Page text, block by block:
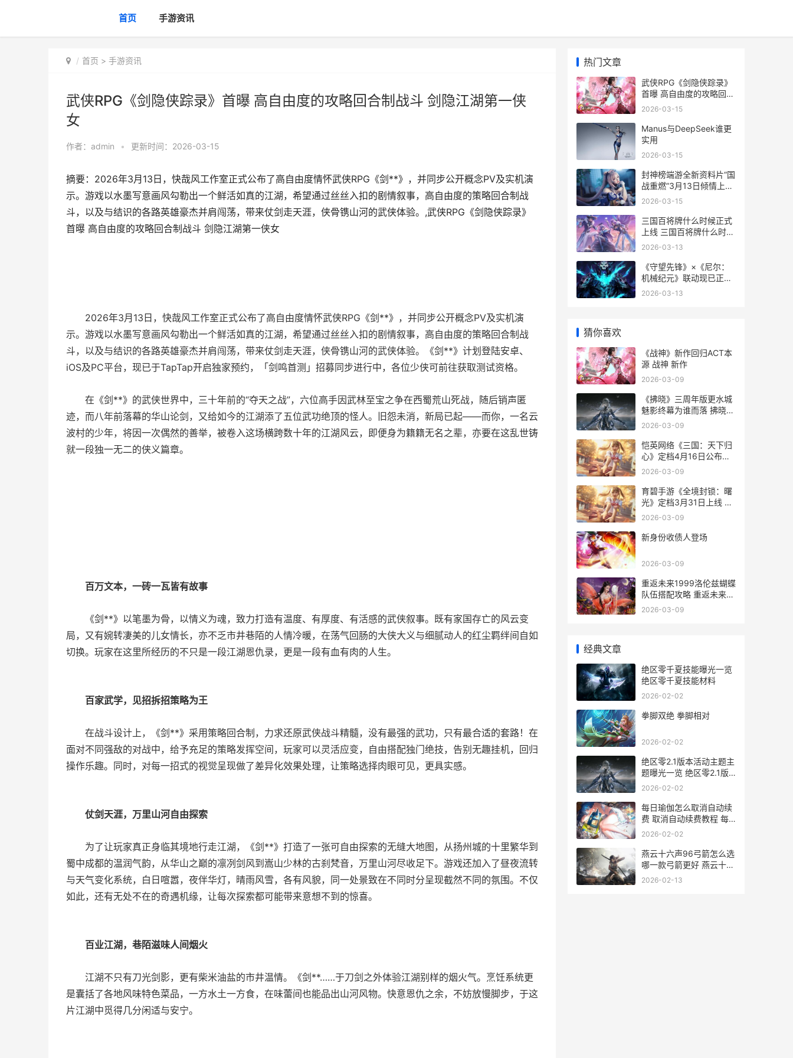
首页 手游资讯
首页 > 手游资讯
武侠RPG《剑隐侠踪录》首曝 高自由度的攻略回合制战斗 剑隐江湖第一侠
女
作者： admin • 更新时间：2026-03-15
摘要：2026年3月13日，快哉风工作室正式公布了高自由度情怀武侠RPG《剑**》，并同步公开概念PV及实机演
示。游戏以水墨写意画风勾勒出一个鲜活如真的江湖，希望通过丝丝入扣的剧情叙事，高自由度的策略回合制战
斗，以及与结识的各路英雄豪杰并肩闯荡，带来仗剑走天涯，侠骨镌山河的武侠体验。,武侠RPG《剑隐侠踪录》
首曝 高自由度的攻略回合制战斗 剑隐江湖第一侠女
2026年3月13日，快哉风工作室正式公布了高自由度情怀武侠RPG《剑**》，并同步公开概念PV及实机演
示。游戏以水墨写意画风勾勒出一个鲜活如真的江湖，希望通过丝丝入扣的剧情叙事，高自由度的策略回合制战
斗，以及与结识的各路英雄豪杰并肩闯荡，带来仗剑走天涯，侠骨镌山河的武侠体验。《剑**》计划登陆安卓、
iOS及PC平台，现已于TapTap开启独家预约，「剑鸣首测」招募同步进行中，各位少侠可前往获取测试资格。
在《剑**》的武侠世界中，三十年前的“夺天之战”，六位高手因武林至宝之争在西蜀荒山死战，随后销声匿
迹，而八年前落幕的华山论剑，又给如今的江湖添了五位武功绝顶的怪人。旧怨未消，新局已起——而你，一名云
波村的少年，将因一次偶然的善举，被卷入这场横跨数十年的江湖风云，即便身为籍籍无名之辈，亦要在这乱世铸
就一段独一无二的侠义篇章。
百万文本，一砖一瓦皆有故事
《剑**》以笔墨为骨，以情义为魂，致力打造有温度、有厚度、有活感的武侠叙事。既有家国存亡的风云变
局，又有婉转凄美的儿女情长，亦不乏市井巷陌的人情冷暖，在荡气回肠的大侠大义与细腻动人的红尘羁绊间自如
切换。玩家在这里所经历的不只是一段江湖恩仇录，更是一段有血有肉的人生。
百家武学，见招拆招策略为王
在战斗设计上，《剑**》采用策略回合制，力求还原武侠战斗精髓，没有最强的武功，只有最合适的套路！在
面对不同强敌的对战中，给予充足的策略发挥空间，玩家可以灵活应变，自由搭配独门绝技，告别无趣挂机，回归
操作乐趣。同时，对每一招式的视觉呈现做了差异化效果处理，让策略选择肉眼可见，更具实感。
仗剑天涯，万里山河自由探索
为了让玩家真正身临其境地行走江湖，《剑**》打造了一张可自由探索的无缝大地图，从扬州城的十里繁华到
蜀中成都的温润气韵，从华山之巅的凛冽剑风到嵩山少林的古刹梵音，万里山河尽收足下。游戏还加入了昼夜流转
与天气变化系统，白日喧嚣，夜伴华灯，晴雨风雪，各有风貌，同一处景致在不同时分呈现截然不同的氛围。不仅
如此，还有无处不在的奇遇机缘，让每次探索都可能带来意想不到的惊喜。
百业江湖，巷陌滋味人间烟火
江湖不只有刀光剑影，更有柴米油盐的市井温情。《剑**……于刀剑之外体验江湖别样的烟火气。烹饪系统更
是囊括了各地风味特色菜品，一方水土一方食，在味蕾间也能品出山河风物。快意恩仇之余，不妨放慢脚步，于这
片江湖中觅得几分闲适与安宁。
热门文章
武侠RPG《剑隐侠踪录》
首曝 高自由度的攻略回合
制战斗 剑隐江湖第一侠女
2026-03-15
Manus与DeepSeek谁更
实用
2026-03-15
封神榜端游全新资料片“国
战重燃”3月13日倾情上线
封神榜2020好玩吗
2026-03-15
三国百将牌什么时候正式
上线 三国百将牌什么时候
更新
2026-03-13
《守望先锋》×《尼尔：
机械纪元》联动现已正式
最初 “守望先锋”
2026-03-13
猜你喜欢
《战神》新作回归ACT本
源 战神 新作
2026-03-09
《拂晓》三周年版更水城
魅影终幕为谁而落 拂晓
gk
2026-03-09
恺英网络《三国：天下归
心》定档4月16日公布测
试 凯哥讲三国
2026-03-09
育碧手游《全境封锁：曙
光》定档3月31日上线 育
碧全境封锁下载不了
2026-03-09
新身份收债人登场
2026-03-09
重返未来1999洛伦兹蝴蝶
队伍搭配攻略 重返未来
1999洛佩拉值得抽吗
2026-03-09
经典文章
绝区零千夏技能曝光一览
绝区零千夏技能材料
2026-02-02
拳脚双绝 拳脚相对
2026-02-02
绝区零2.1版本活动主题主
题曝光一览 绝区零2.1版
本活动剧情免费观看
2026-02-02
每日瑜伽怎么取消自动续
费 取消自动续费教程 每
日瑜伽如何不收费
2026-02-02
燕云十六声96弓箭怎么选
哪一款弓箭更好 燕云十六
声96弓箭图纸在哪里
2026-02-13